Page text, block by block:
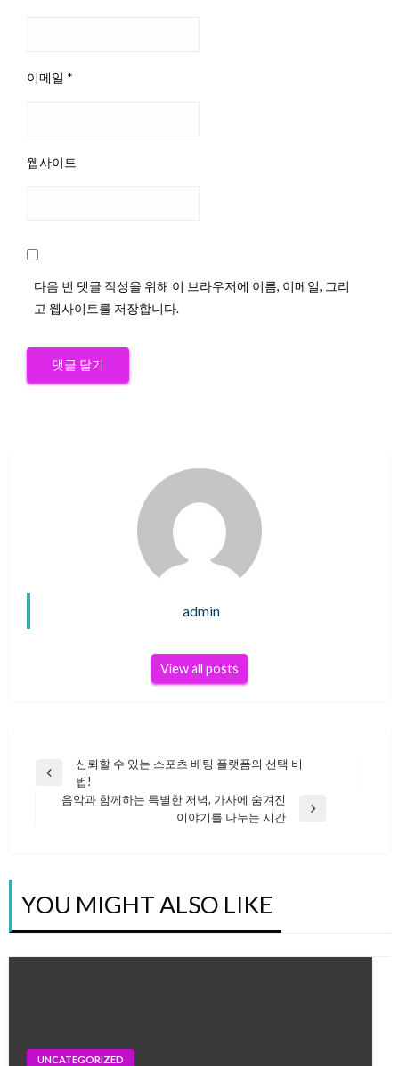
이메일 *
웹사이트
다음 번 댓글 작성을 위해 이 브라우저에 이름, 이메일, 그리
고 웹사이트를 저장합니다.
admin
View all posts
글
Previous
신뢰할 수 있는 스포츠 베팅 플랫폼의 선택 비
법!
음악과 함께하는 특별한 저녁, 가사에 숨겨진
이야기를 나누는 시간
YOU MIGHT ALSO LIKE
UNCATEGORIZED